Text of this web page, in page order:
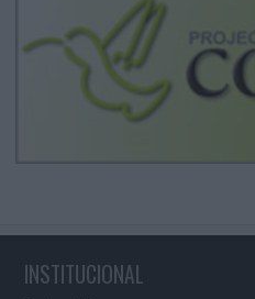
INSTITUCIONAL